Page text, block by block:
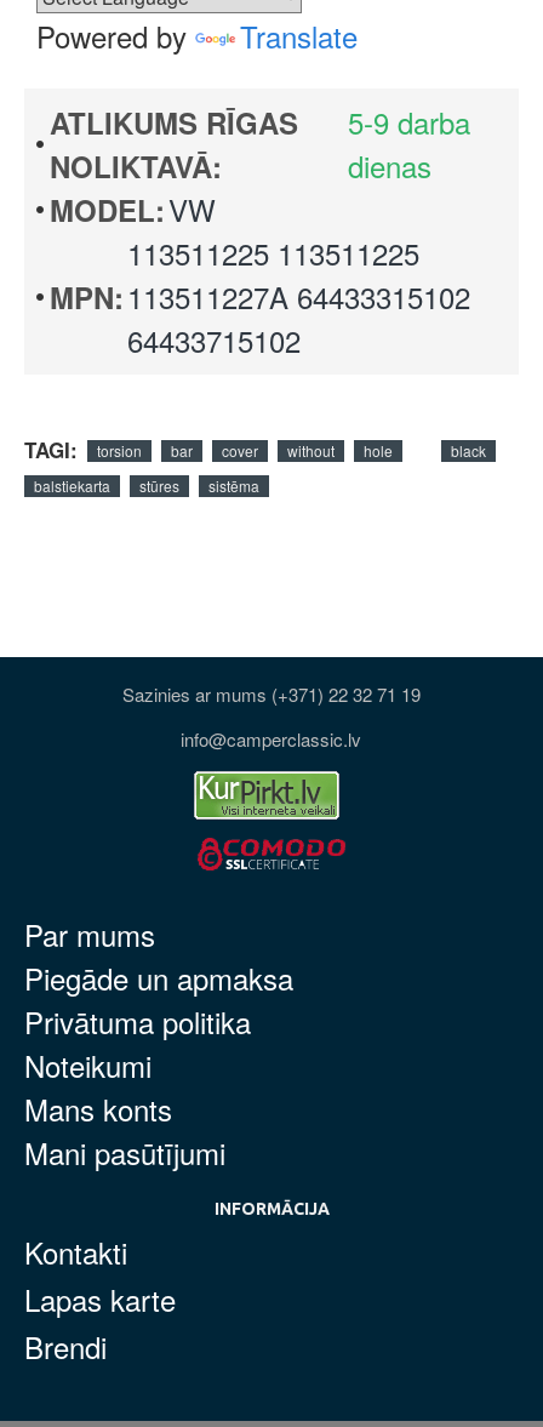
Powered by Translate
ATLIKUMS RĪGAS
NOLIKTAVĀ:
5-9 darba
dienas
MODEL:VW
MPN:
113511225 113511225
113511227A 64433315102
64433715102
TAGI: torsion bar cover without hole
black
balstiekarta
stūres sistēma
Sazinies ar mums (+371) 22 32 71 19
info@camperclassic.lv
Par mums
Piegāde un apmaksa
Privātuma politika
Noteikumi
Mans konts
Mani pasūtījumi
INFORMĀCIJA
Kontakti
Lapas karte
Brendi